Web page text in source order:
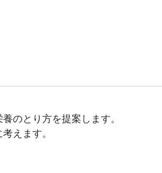
のとり方を提案します。
えます。